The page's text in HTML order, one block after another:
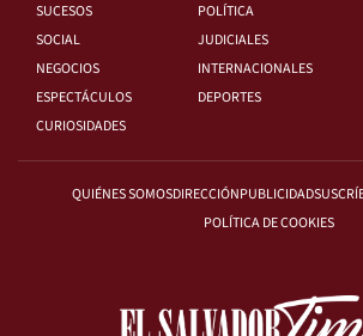
SUCESOS
POLÍTICA
SOCIAL
JUDICIALES
NEGOCIOS
INTERNACIONALES
ESPECTÁCULOS
DEPORTES
CURIOSIDADES
QUIÉNES SOMOSDIRECCIÓNPUBLICIDAD
POLÍTICA DE COOKIES